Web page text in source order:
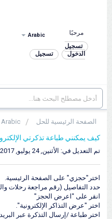
Arabic
مرحبًا
تسجيل
الدخول
تسجيل
الصفحة الرئيسية للحل Arabic
كيف يمكنني طباعة تذكرتي
تم التعديل في: الأثنين, 24 يوليو, 2017 في 9:40 م
اختر"حجزي" على الصفحة الرئيسية.
حدد التفاصيل (رقم مراجعة رحلات
انقر على "اعرض الحجز"
اختر "عرض التذاكر الإلكترونية".
اختر طباعة /إرسال التذكرة عبر البريد